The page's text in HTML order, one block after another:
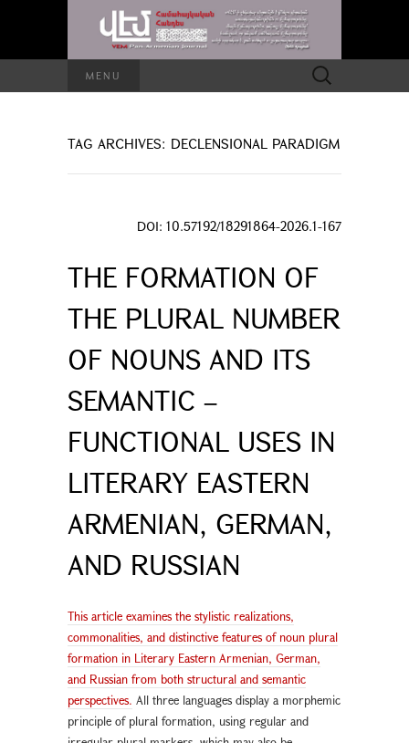
MENU
Search
for:
TAG ARCHIVES: DECLENSIONAL PARADIGM
DOI: 10.57192/18291864-2026.1-167
THE FORMATION OF
THE PLURAL NUMBER
OF NOUNS AND ITS
SEMANTIC –
FUNCTIONAL USES IN
LITERARY EASTERN
ARMENIAN, GERMAN,
AND RUSSIAN
This article examines the stylistic realizations,
commonalities, and distinctive features of noun plural
formation in Literary Eastern Armenian, German,
and Russian from both structural and semantic
perspectives. All three languages display a morphemic
principle of plural formation, using regular and